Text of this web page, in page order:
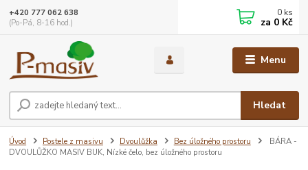
Menu
Hledat
+420 777 062 638
(Po-Pá, 8-16 hod.)
0 ks
za 0 Kč
Úvod Postele z masivu Dvoulůžka Bez úložného prostoru
BÁRA -
DVOULŮŽKO MASIV BUK, Nízké čelo, bez úložného prostoru